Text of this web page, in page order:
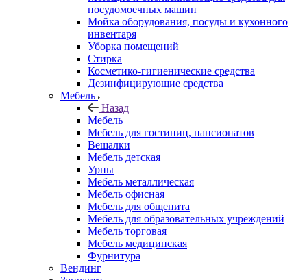
посудомоечных машин
Мойка оборудования, посуды и кухонного
инвентаря
Уборка помещений
Стирка
Косметико-гигиенические средства
Дезинфицирующие средства
Мебель
Назад
Мебель
Мебель для гостиниц, пансионатов
Вешалки
Мебель детская
Урны
Мебель металлическая
Мебель офисная
Мебель для общепита
Мебель для образовательных учреждений
Мебель торговая
Мебель медицинская
Фурнитура
Вендинг